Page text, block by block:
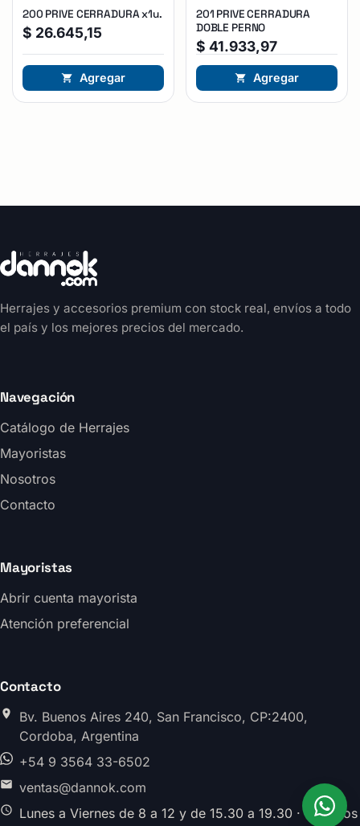
200 PRIVE CERRADURA x1u.
$ 26.645,15
Agregar
201 PRIVE CERRADURA
DOBLE PERNO
$ 41.933,97
Agregar
Herrajes y accesorios premium con stock real, envíos a todo
el país y los mejores precios del mercado.
Navegación
Catálogo de Herrajes
Mayoristas
Nosotros
Contacto
Mayoristas
Abrir cuenta mayorista
Atención preferencial
Contacto
Bv. Buenos Aires 240, San Francisco, CP:2400,
Cordoba, Argentina
+54 9 3564 33-6502
ventas@dannok.com
Lunes a Viernes de 8 a 12 y de 15.30 a 19.30 · Sabados